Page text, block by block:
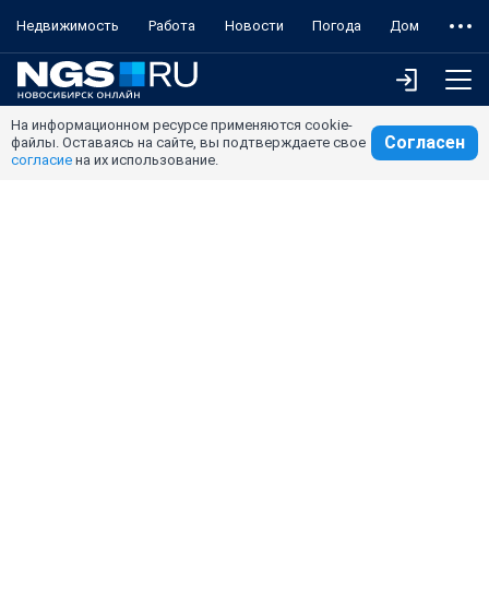
Недвижимость Работа Новости Погода Дом
На информационном ресурсе применяются cookie-
файлы. Оставаясь на сайте, вы подтверждаете свое
согласие на их использование.
Согласен